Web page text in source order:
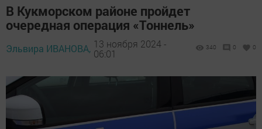
В Кукморском районе пройдет
очередная операция «Тоннель»
Эльвира ИВАНОВА, 13 ноября 2024 -
06:01
340 0 0